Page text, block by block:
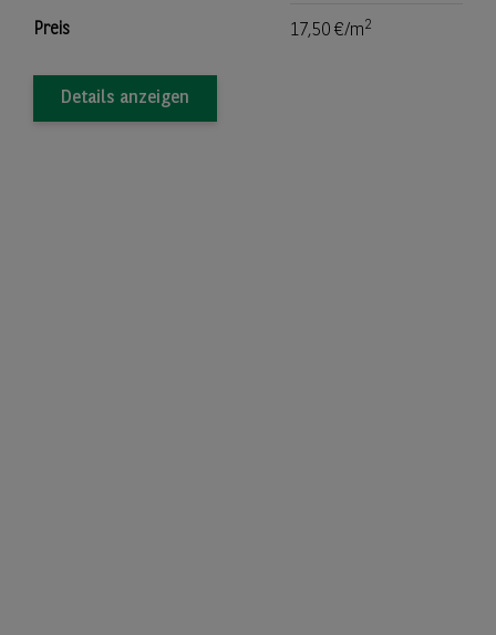
Preis 17,50 €/m2
Details anzeigen